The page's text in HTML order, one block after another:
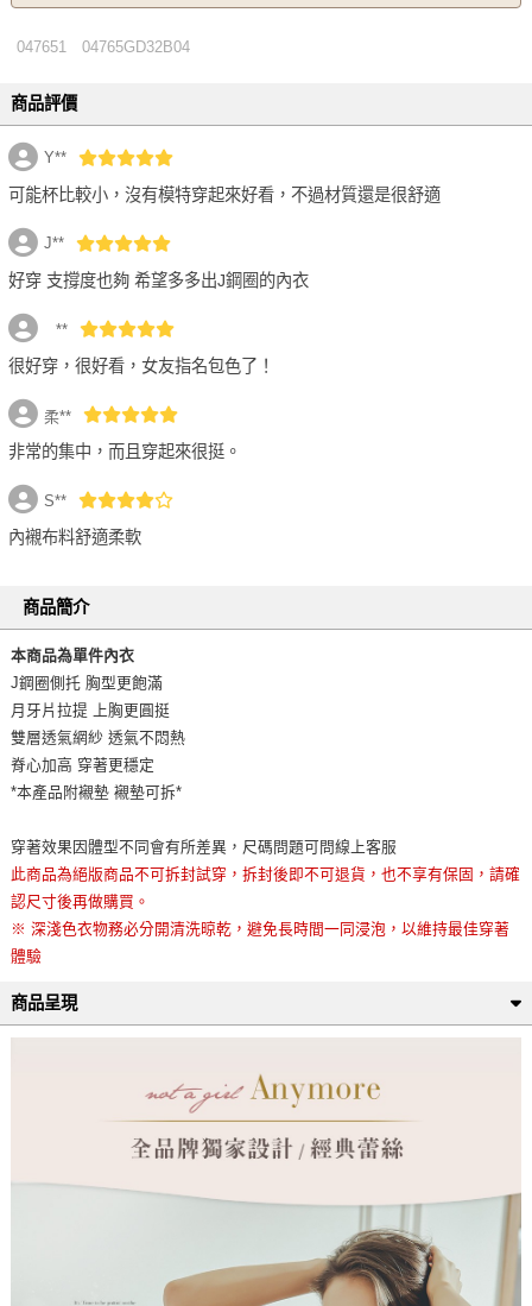
047651 04765GD32B04
商品評價
Y**
可能杯比較小，沒有模特穿起來好看，不過材質還是很舒適
J**
好穿 支撐度也夠 希望多多出J鋼圈的內衣
⠀**
很好穿，很好看，女友指名包色了！
柔**
非常的集中，而且穿起來很挺。
S**
內襯布料舒適柔軟
商品簡介
本商品為單件內衣
J鋼圈側托 胸型更飽滿
月牙片拉提 上胸更圓挺
雙層透氣網紗 透氣不悶熱
脊心加高 穿著更穩定
*本產品附襯墊 襯墊可拆*
穿著效果因體型不同會有所差異，尺碼問題可問線上客服
此商品為絕版商品不可拆封試穿，拆封後即不可退貨，也不享有保固，請確
認尺寸後再做購買。
※ 深淺色衣物務必分開清洗晾乾，避免長時間一同浸泡，以維持最佳穿著
體驗
商品呈現